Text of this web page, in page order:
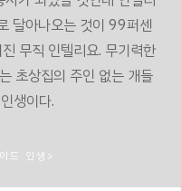
달아나오는 것이 99퍼센
무직 인텔리요. 무기력한
초상집의 주인 없는 개들
생이다.
드 인생>